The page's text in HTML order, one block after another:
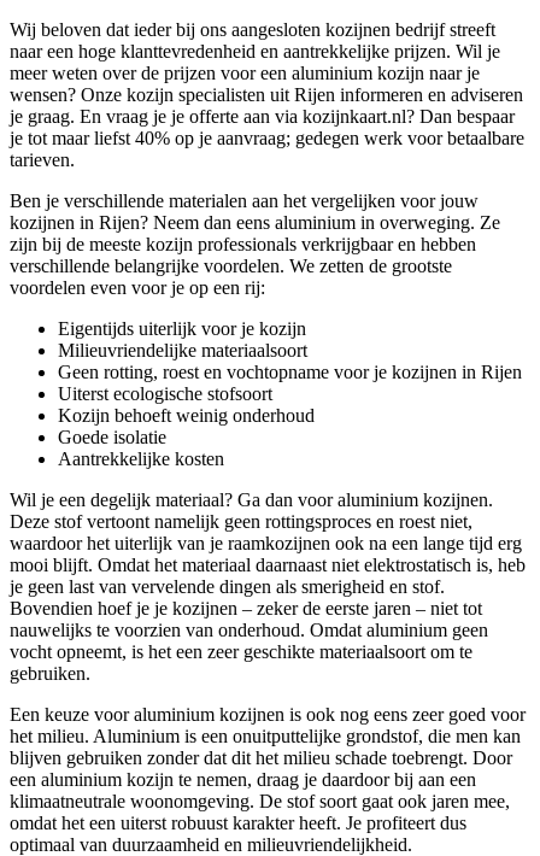
Wij beloven dat ieder bij ons aangesloten kozijnen bedrijf streeft
naar een hoge klanttevredenheid en aantrekkelijke prijzen. Wil je
meer weten over de prijzen voor een aluminium kozijn naar je
wensen? Onze kozijn specialisten uit Rijen informeren en adviseren
je graag. En vraag je je offerte aan via kozijnkaart.nl? Dan bespaar
je tot maar liefst 40% op je aanvraag; gedegen werk voor betaalbare
tarieven.
Ben je verschillende materialen aan het vergelijken voor jouw
kozijnen in Rijen? Neem dan eens aluminium in overweging. Ze
zijn bij de meeste kozijn professionals verkrijgbaar en hebben
verschillende belangrijke voordelen. We zetten de grootste
voordelen even voor je op een rij:
Eigentijds uiterlijk voor je kozijn
Milieuvriendelijke materiaalsoort
Geen rotting, roest en vochtopname voor je kozijnen in Rijen
Uiterst ecologische stofsoort
Kozijn behoeft weinig onderhoud
Goede isolatie
Aantrekkelijke kosten
Wil je een degelijk materiaal? Ga dan voor aluminium kozijnen.
Deze stof vertoont namelijk geen rottingsproces en roest niet,
waardoor het uiterlijk van je raamkozijnen ook na een lange tijd erg
mooi blijft. Omdat het materiaal daarnaast niet elektrostatisch is, heb
je geen last van vervelende dingen als smerigheid en stof.
Bovendien hoef je je kozijnen – zeker de eerste jaren – niet tot
nauwelijks te voorzien van onderhoud. Omdat aluminium geen
vocht opneemt, is het een zeer geschikte materiaalsoort om te
gebruiken.
Een keuze voor aluminium kozijnen is ook nog eens zeer goed voor
het milieu. Aluminium is een onuitputtelijke grondstof, die men kan
blijven gebruiken zonder dat dit het milieu schade toebrengt. Door
een aluminium kozijn te nemen, draag je daardoor bij aan een
klimaatneutrale woonomgeving. De stof soort gaat ook jaren mee,
omdat het een uiterst robuust karakter heeft. Je profiteert dus
optimaal van duurzaamheid en milieuvriendelijkheid.